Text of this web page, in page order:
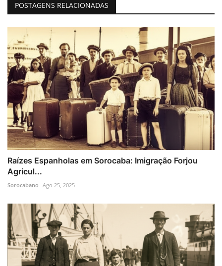
POSTAGENS RELACIONADAS
Raízes Espanholas em Sorocaba: Imigração Forjou
Agricul...
Sorocabano Ago 25, 2025